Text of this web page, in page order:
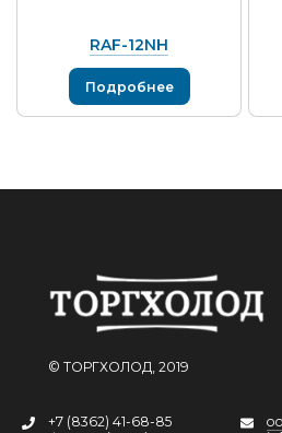
RAF-12NH
Подробнее
© ТОРГХОЛОД, 2019
+7 (8362) 41-68-85